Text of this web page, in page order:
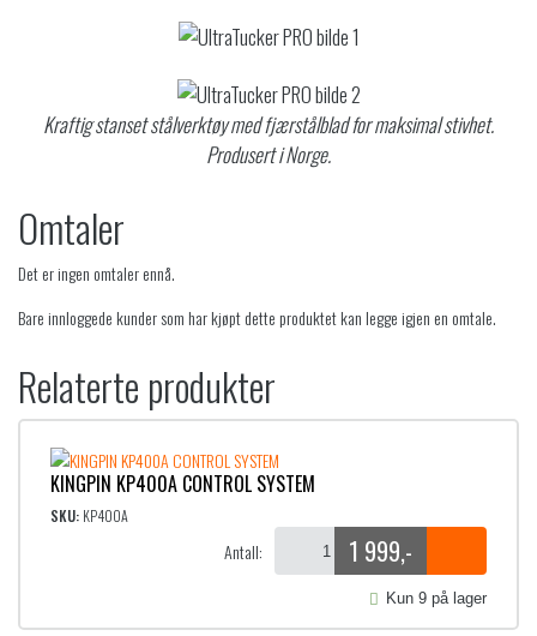
Kraftig stanset stålverktøy med fjærstålblad for maksimal stivhet.
Produsert i Norge.
Omtaler
Det er ingen omtaler ennå.
Bare innloggede kunder som har kjøpt dette produktet kan legge igjen en omtale.
Relaterte produkter
KINGPIN KP400A CONTROL SYSTEM
SKU: KP400A
Antall: 1 999,-
Kun 9 på lager